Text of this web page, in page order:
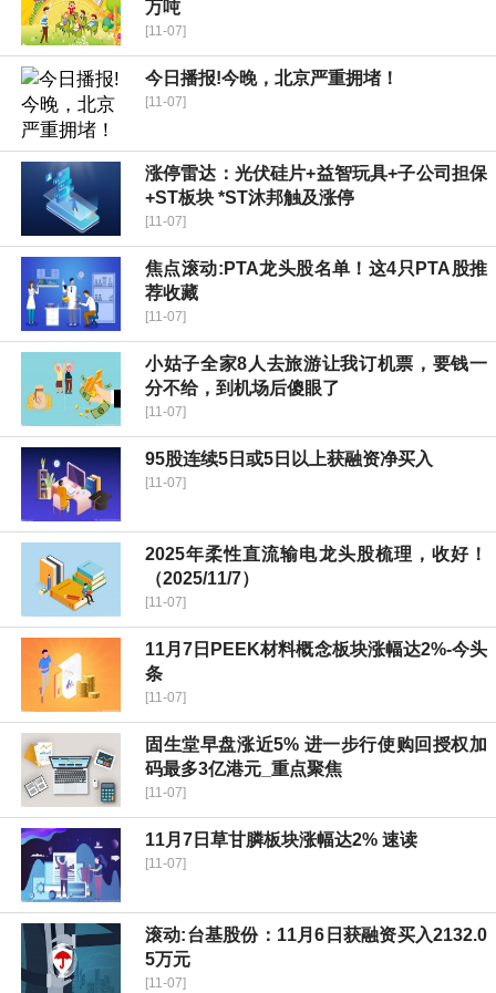
万吨
[11-07]
今日播报!今晚，北京严重拥堵！
[11-07]
涨停雷达：光伏硅片+益智玩具+子公司担保
+ST板块 *ST沐邦触及涨停
[11-07]
焦点滚动:PTA龙头股名单！这4只PTA股推
荐收藏
[11-07]
小姑子全家8人去旅游让我订机票，要钱一
分不给，到机场后傻眼了
[11-07]
95股连续5日或5日以上获融资净买入
[11-07]
2025年柔性直流输电龙头股梳理，收好！
（2025/11/7）
[11-07]
11月7日PEEK材料概念板块涨幅达2%-今头
条
[11-07]
固生堂早盘涨近5% 进一步行使购回授权加
码最多3亿港元_重点聚焦
[11-07]
11月7日草甘膦板块涨幅达2% 速读
[11-07]
滚动:台基股份：11月6日获融资买入2132.0
5万元
[11-07]